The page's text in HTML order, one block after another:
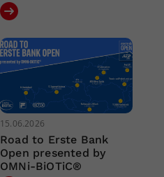
15.06.2026
Road to Erste Bank
Open presented by
OMNi-BiOTiC®